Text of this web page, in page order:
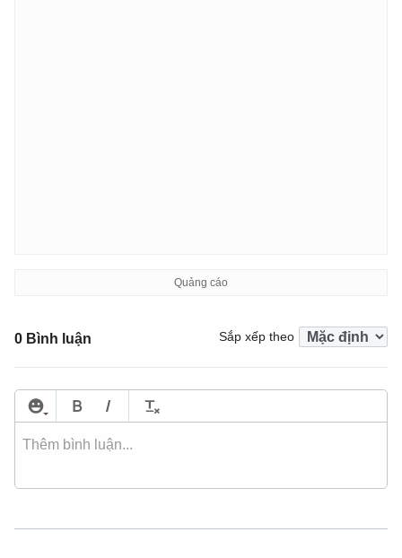
0 Bình luận Sắp xếp theo